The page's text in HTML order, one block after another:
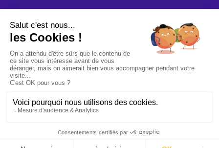
mentions légales
politique de confidentialité
MCC AGENCE/CRÉATIVE